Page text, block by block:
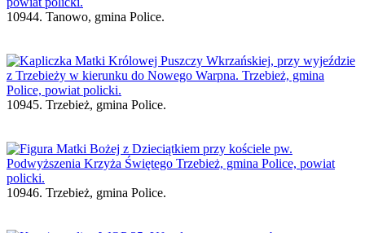
10944. Tanowo, gmina Police.
10945. Trzebież, gmina Police.
10946. Trzebież, gmina Police.